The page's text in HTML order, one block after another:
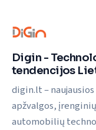
Digin -
tendencijos
digin.lt –
apžvalgos,
automobilių